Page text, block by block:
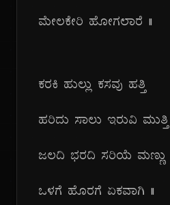
ಮೇಲಕೇರಿ ಹೋಗಲಾರೆ ||
ಕರಕಿ ಹುಲ್ಲು ಕಸವು ಹತ್ತಿ
ಹರಿದು ಸಾಲು ಇರುವಿ ಮುತ್ತಿ
ಜಲದಿ ಭರದಿ ಸರಿಯೆ ಮಣ್ಣು
ಒಳಗೆ ಹೊರಗೆ ಏಕವಾಗಿ ||